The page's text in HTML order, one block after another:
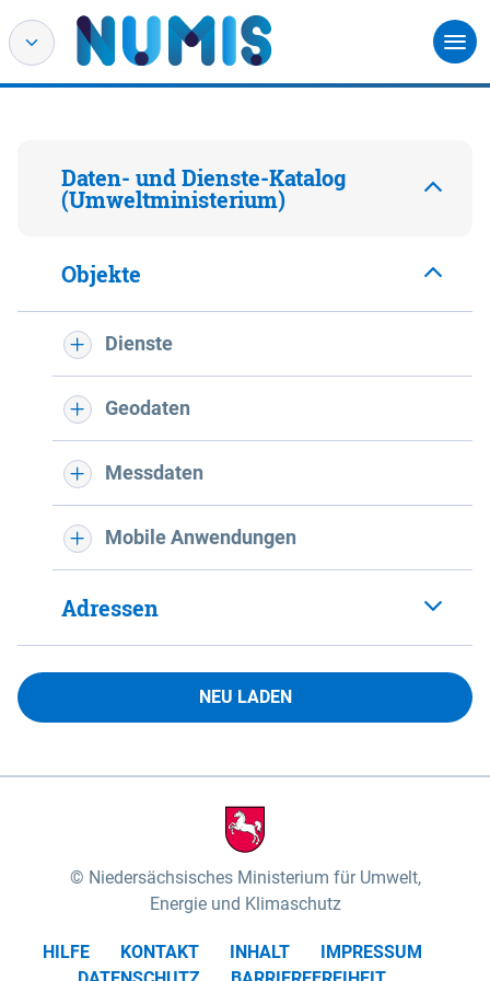
Daten- und Dienste-Katalog
(Umweltministerium)
Objekte
Dienste
Geodaten
Messdaten
Mobile Anwendungen
Adressen
NEU LADEN
Niedersächsisches Ministerium für Umwelt,
Energie und Klimaschutz
HILFE KONTAKT INHALT
IMPRESSUM